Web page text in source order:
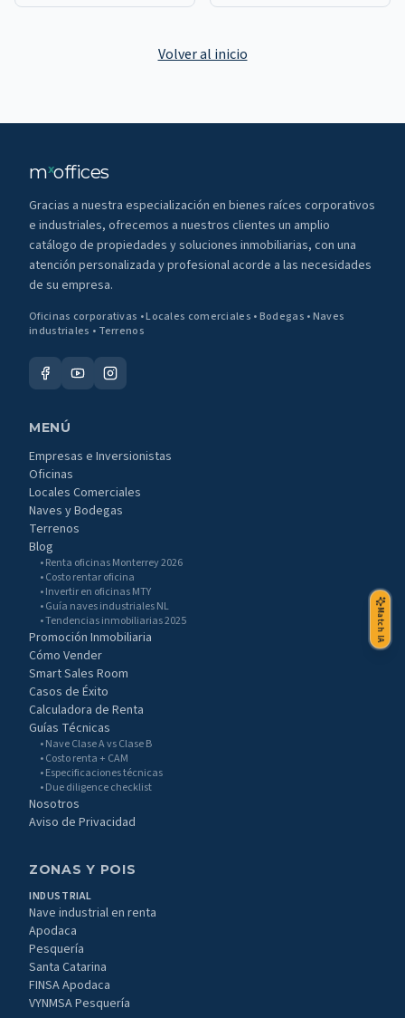
Match IA
Volver al inicio
mxoffices
Gracias a nuestra especialización en bienes raíces corporativos
e industriales, ofrecemos a nuestros clientes un amplio
catálogo de propiedades y soluciones inmobiliarias, con una
atención personalizada y profesional acorde a las necesidades
de su empresa.
Oficinas corporativas • Locales comerciales • Bodegas • Naves
industriales • Terrenos
MENÚ
Empresas e Inversionistas
Oficinas
Locales Comerciales
Naves y Bodegas
Terrenos
Blog
• Renta oficinas Monterrey 2026
• Costo rentar oficina
• Invertir en oficinas MTY
• Guía naves industriales NL
• Tendencias inmobiliarias 2025
Promoción Inmobiliaria
Cómo Vender
Smart Sales Room
Casos de Éxito
Calculadora de Renta
Guías Técnicas
• Nave Clase A vs Clase B
• Costo renta + CAM
• Especificaciones técnicas
• Due diligence checklist
Nosotros
Aviso de Privacidad
ZONAS Y POIS
INDUSTRIAL
Nave industrial en renta
Apodaca
Pesquería
Santa Catarina
FINSA Apodaca
VYNMSA Pesquería